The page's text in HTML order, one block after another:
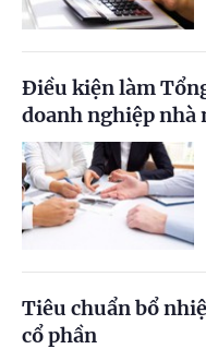
Điều kiện làm
doanh nghiệp nhà
Tiêu chuẩn bổ
cổ phần